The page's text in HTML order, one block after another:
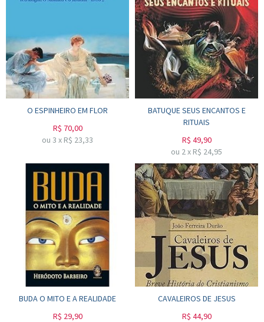
O ESPINHEIRO EM FLOR
R$ 70,00
ou 3 x R$ 23,33
BATUQUE SEUS ENCANTOS E
RITUAIS
R$ 49,90
ou 2x R$ 24,95
BUDA O MITO E A REALIDADE
R$ 29,90
CAVALEIROS DE JESUS
R$ 44,90